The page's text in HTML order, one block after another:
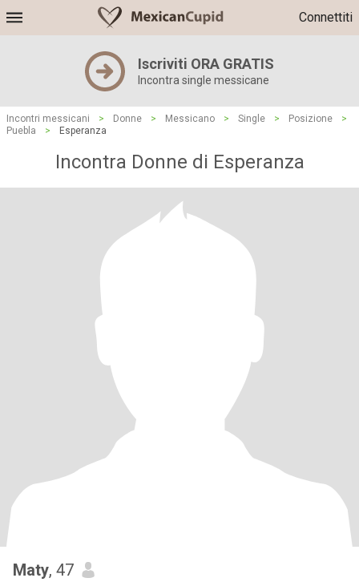
Connettiti
Iscriviti ORA GRATIS
Incontra single messicane
Incontri messicani > Donne > Messicano > Single > Posizione
>
Puebla
> Esperanza
Incontra Donne di Esperanza
Maty, 47